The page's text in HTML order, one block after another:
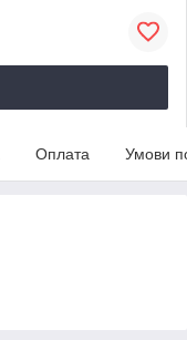
Оплата Умови